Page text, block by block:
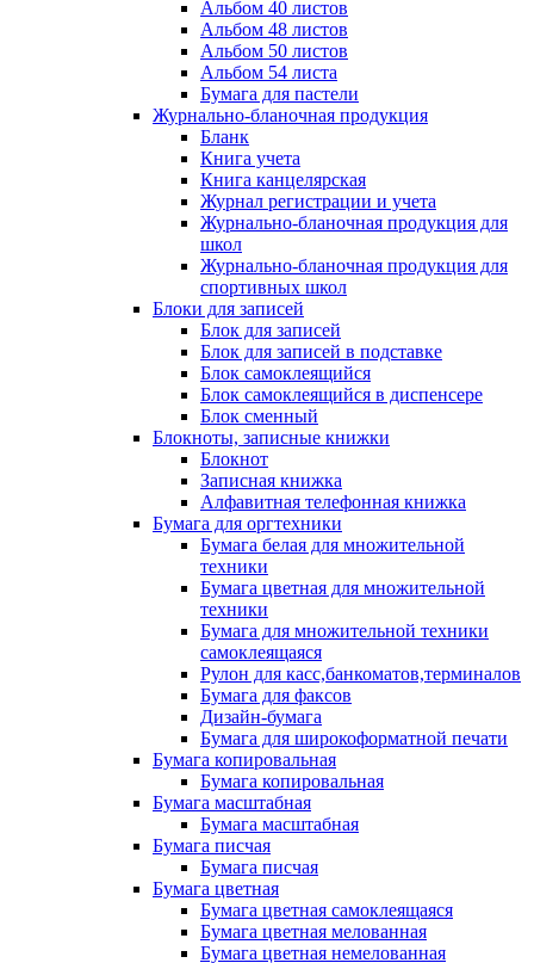
Альбом 40 листов
Альбом 48 листов
Альбом 50 листов
Альбом 54 листа
Бумага для пастели
Журнально-бланочная продукция
Бланк
Книга учета
Книга канцелярская
Журнал регистрации и учета
Журнально-бланочная продукция для
школ
Журнально-бланочная продукция для
спортивных школ
Блоки для записей
Блок для записей
Блок для записей в подставке
Блок самоклеящийся
Блок самоклеящийся в диспенсере
Блок сменный
Блокноты, записные книжки
Блокнот
Записная книжка
Алфавитная телефонная книжка
Бумага для оргтехники
Бумага белая для множительной
техники
Бумага цветная для множительной
техники
Бумага для множительной техники
самоклеящаяся
Рулон для касс,банкоматов,терминалов
Бумага для факсов
Дизайн-бумага
Бумага для широкоформатной печати
Бумага копировальная
Бумага копировальная
Бумага масштабная
Бумага масштабная
Бумага писчая
Бумага писчая
Бумага цветная
Бумага цветная самоклеящаяся
Бумага цветная мелованная
Бумага цветная немелованная